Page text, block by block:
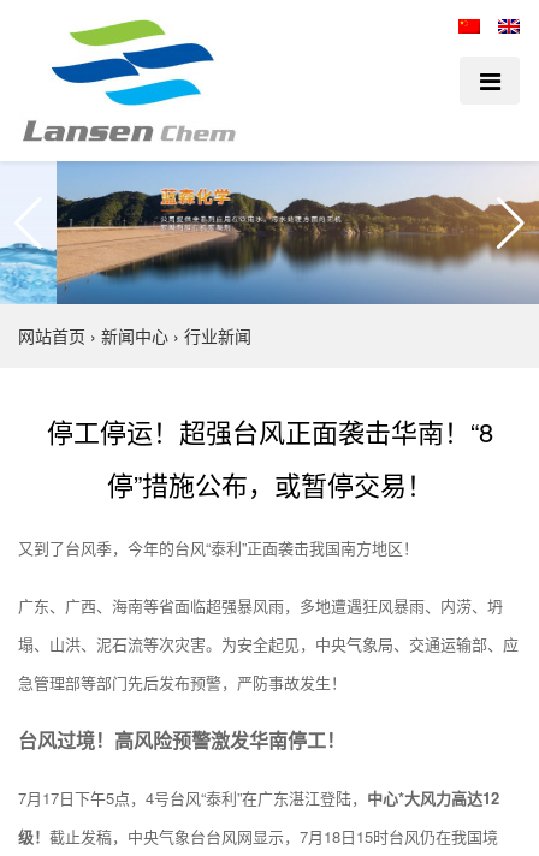
网站首页 › 新闻中心 › 行业新闻
停工停运！超强台风正面袭击华南！“8
停”措施公布，或暂停交易！
又到了台风季，今年的台风“泰利”正面袭击我国南方地区！
广东、广西、海南等省面临超强暴风雨，多地遭遇狂风暴雨、内涝、坍
塌、山洪、泥石流等次灾害。为安全起见，中央气象局、交通运输部、应
急管理部等部门先后发布预警，严防事故发生！
台风过境！高风险预警激发华南停工！
7月17日下午5点，4号台风“泰利”在广东湛江登陆， 中心*大风力高达12
级！ 截止发稿，中央气象台台风网显示，7月18日15时台风仍在我国境